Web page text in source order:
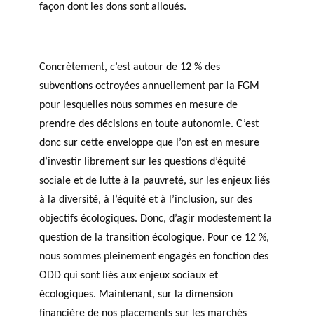
façon dont les dons sont alloués.
Concrètement, c’est autour de 12 % des
subventions octroyées annuellement par la FGM
pour lesquelles nous sommes en mesure de
prendre des décisions en toute autonomie. C’est
donc sur cette enveloppe que l’on est en mesure
d’investir librement sur les questions d’équité
sociale et de lutte à la pauvreté, sur les enjeux liés
à la diversité, à l’équité et à l’inclusion, sur des
objectifs écologiques. Donc, d’agir modestement la
question de la transition écologique. Pour ce 12 %,
nous sommes pleinement engagés en fonction des
ODD qui sont liés aux enjeux sociaux et
écologiques. Maintenant, sur la dimension
financière de nos placements sur les marchés